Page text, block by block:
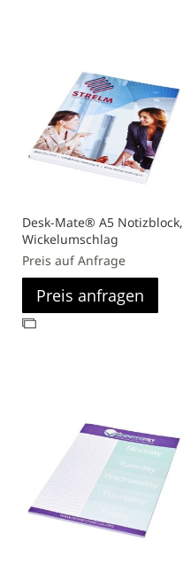
Desk-Mate® A5 Notizblock,
Wickelumschlag
Preis auf Anfrage
Preis anfragen
Zur